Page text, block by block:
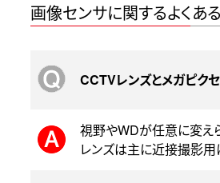
画像センサに関するよくあ
CCTVレンズとメガピク
視野やWDが任意に変え
レンズは主に近接撮影用